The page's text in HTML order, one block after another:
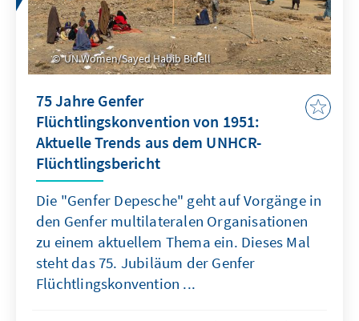
UN Women/Sayed Habib Bidell
75 Jahre Genfer
Flüchtlingskonvention von 1951:
Aktuelle Trends aus dem UNHCR-
Flüchtlingsbericht
Die "Genfer Depesche" geht auf Vorgänge in
den Genfer multilateralen Organisationen
zu einem aktuellem Thema ein. Dieses Mal
steht das 75. Jubiläum der Genfer
Flüchtlingskonvention ...